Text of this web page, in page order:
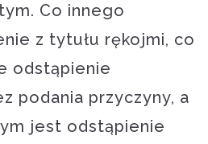
Co innego
z tytułu rękojmi, co
odstąpienie
podania przyczyny, a
jest odstąpienie